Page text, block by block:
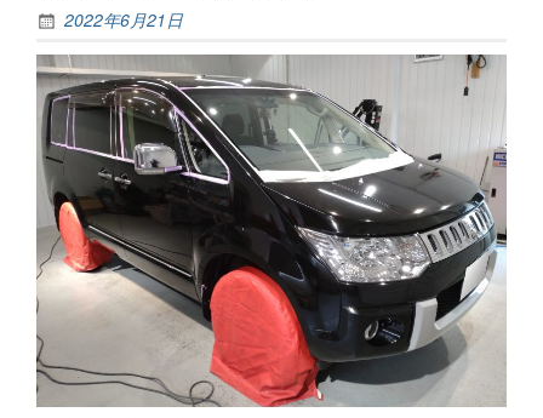
2022年6月21日